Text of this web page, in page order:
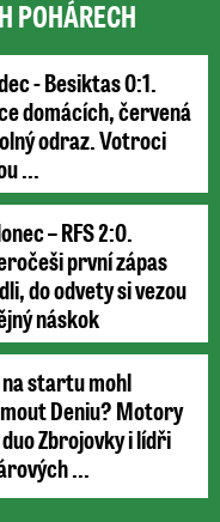
POHÁRECH
- Besiktas 0:1.
domácích, červená
odraz. Votroci
...
– RFS 2:0.
první zápas
do odvety si vezou
náskok
startu mohl
Deniu? Motory
duo Zbrojovky i lídři
...